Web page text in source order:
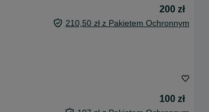
200 zł
210,50 zł z Pakietem Ochronnym
100 zł